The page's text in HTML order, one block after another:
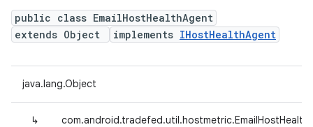
public class EmailHostHealthAgent
extends Object
implements IHostHealthAgent
java.lang.Object
↳